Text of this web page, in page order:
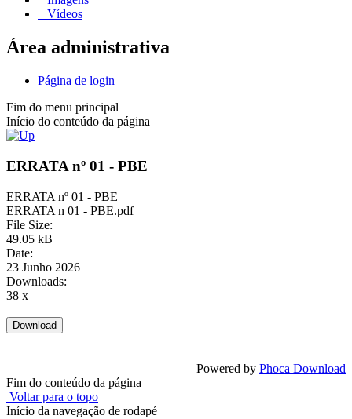
Vídeos
Área administrativa
Página de login
Fim do menu principal
Início do conteúdo da página
ERRATA nº 01 - PBE
ERRATA nº 01 - PBE
ERRATA n 01 - PBE.pdf
File Size:
49.05 kB
Date:
23 Junho 2026
Downloads:
38 x
Powered by Phoca Download
Fim do conteúdo da página
Voltar para o topo
Início da navegação de rodapé